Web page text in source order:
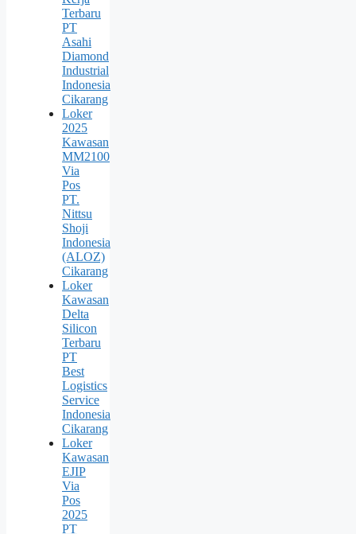
Terbaru
PT
Asahi
Diamond
Industrial
Indonesia
Cikarang
Loker
2025
Kawasan
MM2100
Via
Pos
PT.
Nittsu
Shoji
Indonesia
(ALOZ)
Cikarang
Loker
Kawasan
Delta
Silicon
Terbaru
PT
Best
Logistics
Service
Indonesia
Cikarang
Loker
Kawasan
EJIP
Via
Pos
2025
PT